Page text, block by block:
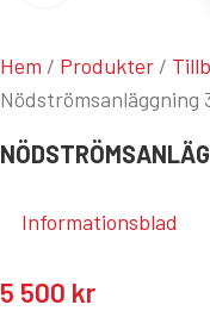
Hem / Produkter /
Nödströmsanläggning
Informationsblad
5 500 kr